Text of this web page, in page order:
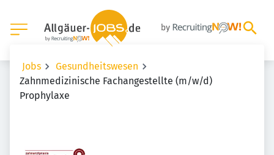
Jobs
Gesundheitswesen
Zahnmedizinische Fachangestellte (m/w/d)
Prophylaxe